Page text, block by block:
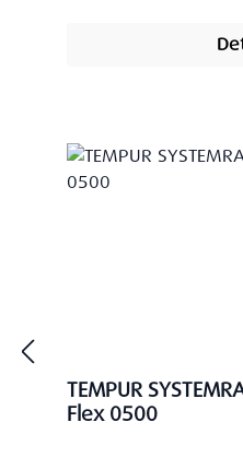
TEMPUR
Flex 0500